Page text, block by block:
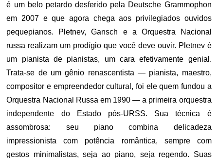
é um belo petardo desferido pela Deutsche Grammophon
em 2007 e que agora chega aos privilegiados ouvidos
pequepianos. Pletnev, Gansch e a Orquestra Nacional
russa realizam um prodígio que você deve ouvir. Pletnev é
um pianista de pianistas, um cara efetivamente genial.
Trata-se de um gênio renascentista — pianista, maestro,
compositor e empreendedor cultural, foi ele quem fundou a
Orquestra Nacional Russa em 1990 — a primeira orquestra
independente do Estado pós-URSS. Sua técnica é
assombrosa: seu piano combina delicadeza
impressionista com potência romântica, sempre com
gestos minimalistas, seja ao piano, seja regendo. Suas